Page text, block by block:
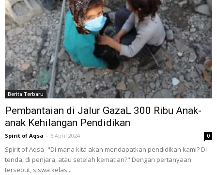
Berita Terbaru
Pembantaian di Jalur GazaL 300 Ribu Anak-
anak Kehilangan Pendidikan
Spirit of Aqsa - 6 April 2024 0
Spirit of Aqsa- "Di mana kita akan mendapatkan pendidikan kami? Di
tenda, di penjara, atau setelah kematian?" Dengan pertanyaan
tersebut, siswa kelas...